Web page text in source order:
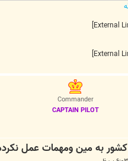
Commander
CAPTAIN PILOT